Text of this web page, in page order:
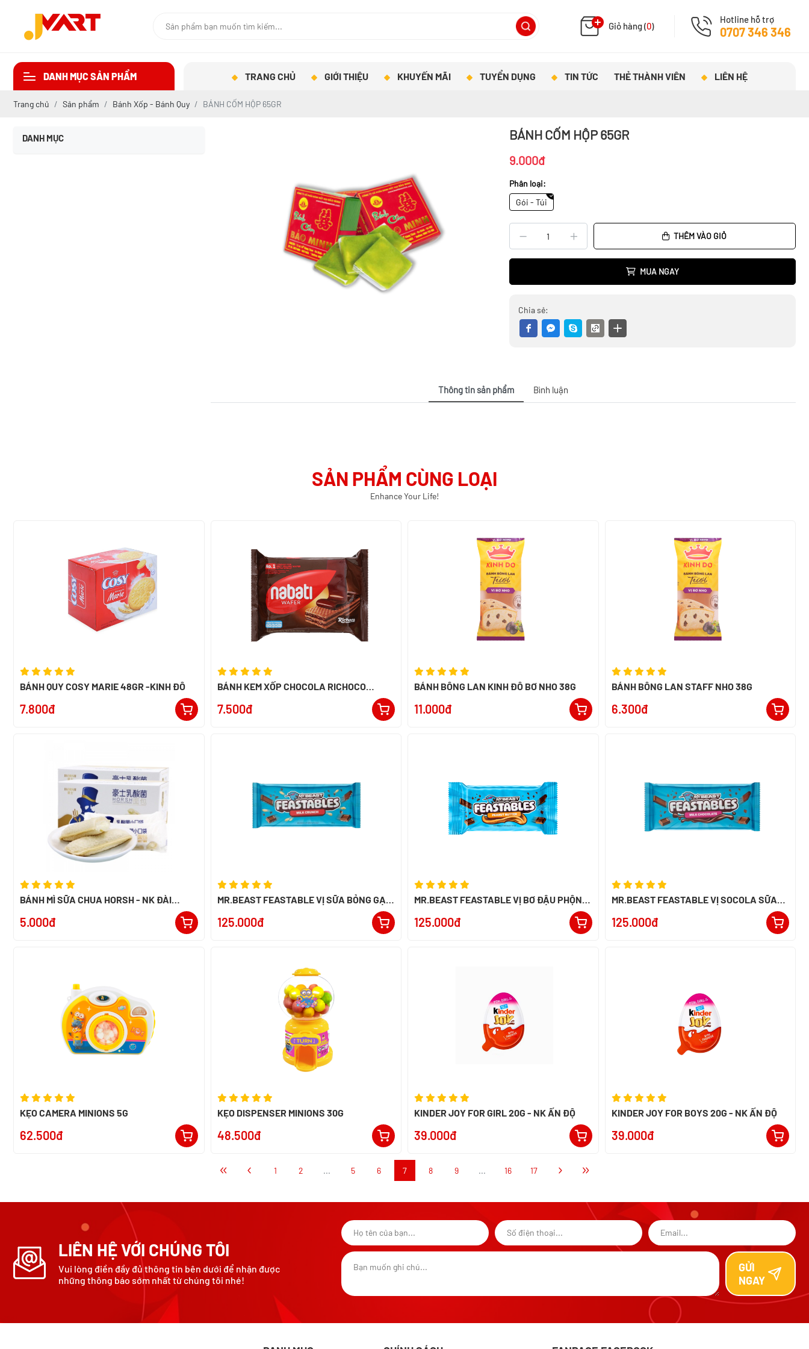
Giỏ hàng (0)
Hotline hỗ trợ
0707 346 346
DANH MỤC SẢN PHẨM TRANG CHỦ GIỚI THIỆU KHUYẾN MÃI TUYỂN DỤNG TIN TỨC THẺ THÀNH VIÊN LIÊN HỆ
Trang chủ Sản phẩm Bánh Xốp - Bánh Quy BÁNH CỐM HỘP 65GR
DANH MỤC BÁNH CỐM HỘP 65GR
9.000đ
Phân loại:
Gói - Túi
THÊM VÀO GIỎ
MUA NGAY
Chia sẻ:
Thông tin sản phẩm Bình luận
SẢN PHẨM CÙNG LOẠI
Enhance Your Life!
BÁNH QUY COSY MARIE 48GR -KINH ĐÔ
7.800đ
BÁNH KEM XỐP CHOCOLA RICHOCO
7.500đ
BÁNH BÔNG LAN KINH ĐÔ BƠ NHO 38G
11.000đ
BÁNH BÔNG LAN STAFF NHO 38G
6.300đ
BÁNH MÌ SỮA CHUA HORSH - NK ĐÀI
5.000đ
MR.BEAST FEASTABLE VỊ SỮA BỎNG GẠO
125.000đ
MR.BEAST FEASTABLE VỊ BƠ ĐẬU PHỘNG
125.000đ
MR.BEAST FEASTABLE VỊ SOCOLA SỮA
125.000đ
KẸO CAMERA MINIONS 5G
62.500đ
KẸO DISPENSER MINIONS 30G
48.500đ
KINDER JOY FOR GIRL 20G - NK ẤN ĐỘ
39.000đ
KINDER JOY FOR BOYS 20G - NK ẤN ĐỘ
39.000đ
1 2 ... 5 6 7 8 9 ... 16 17
LIÊN HỆ VỚI CHÚNG TÔI
Vui lòng điền đầy đủ thông tin bên dưới để nhận được
những thông báo sớm nhất từ chúng tôi nhé!
GỬI
NGAY